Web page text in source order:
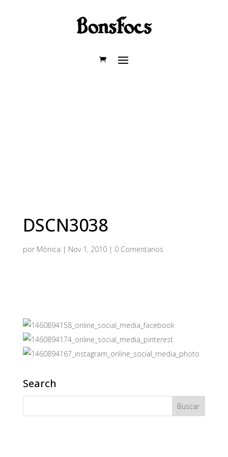
DSCN3038
por Mònica | Nov 1, 2010| 0 Comentarios
Search